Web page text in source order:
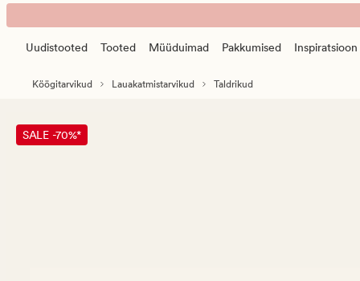
Melda
kauss
naturaalne
banner.
PressUudistooted Tooted Müüduimad Pakkumised Inspiratsioon
Köögitarvikud Lauakatmistarvikud Taldrikud
SALE -70%*